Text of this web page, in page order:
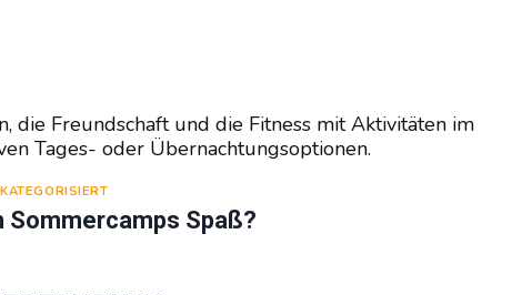
Sommercamps Spaß?
die Freundschaft und die Fitness mit Aktivitäten im
Tages- oder Übernachtungsoptionen.